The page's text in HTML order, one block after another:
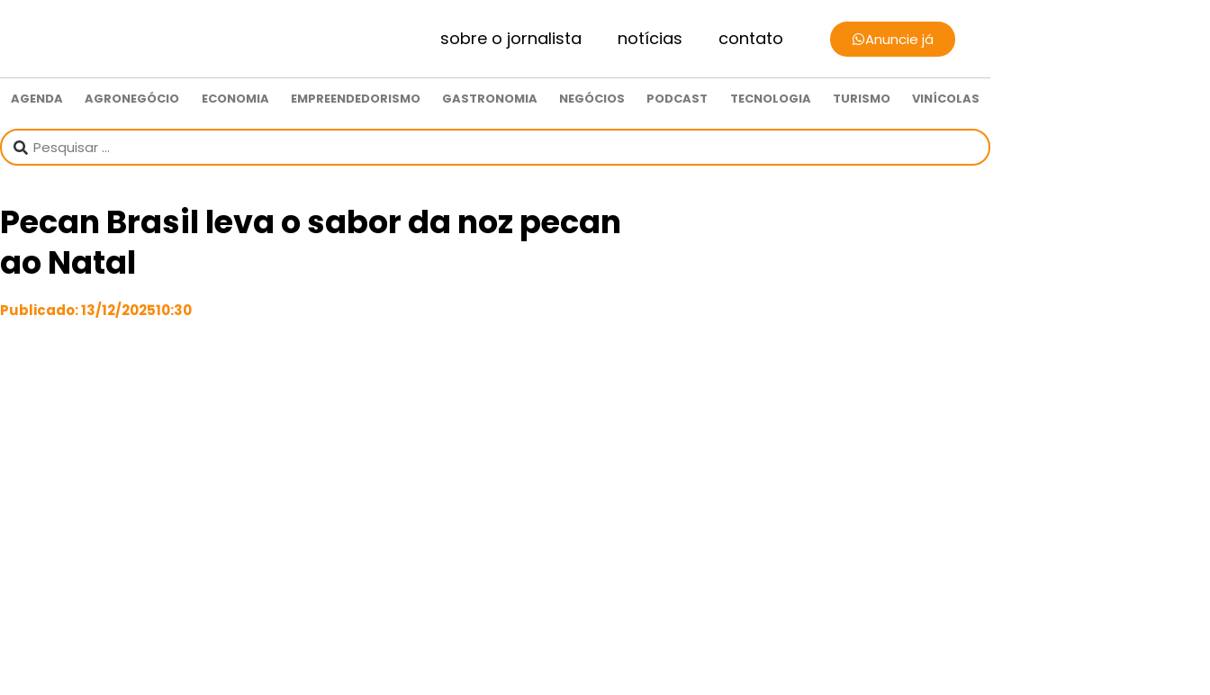
sobre o jornalista notícias contato Anuncie já
AGENDA AGRONEGÓCIO ECONOMIA EMPREENDEDORISMO GASTRONOMIA NEGÓCIOS PODCAST TECNOLOGIA TURISMO VINÍCOLAS
Pecan Brasil leva o sabor da noz pecan
ao Natal
Publicado:13/12/202510:30